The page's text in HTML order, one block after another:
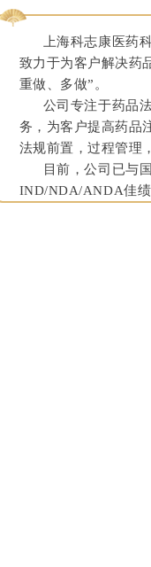
上海科志康医药科
致力于为客户解决药
重做、多做”。
公司专注于药品法
务，为客户提高药品
法规前置，过程管理
目前，公司已与国
IND/NDA/ANDA佳